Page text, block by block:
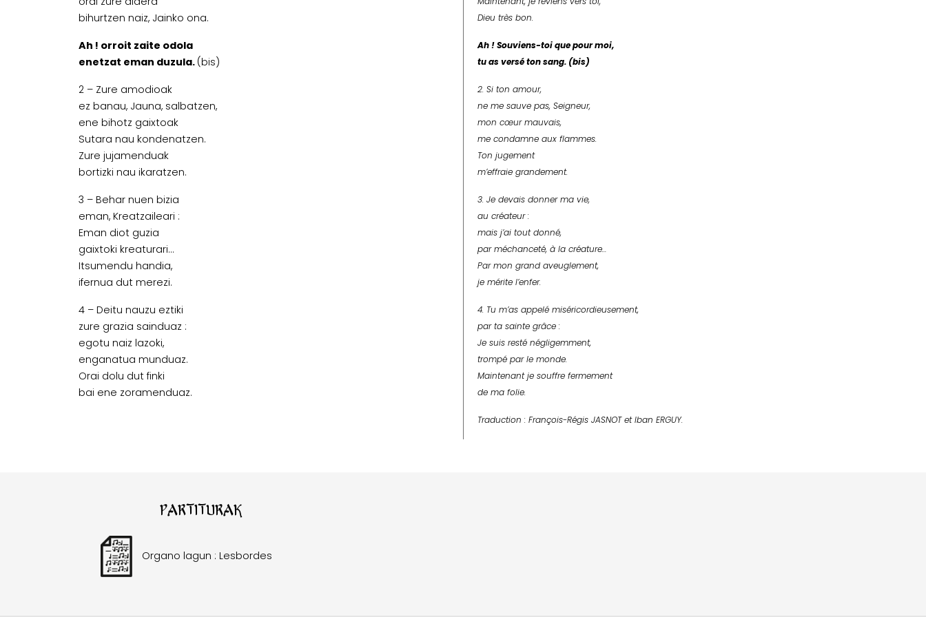
bihurtzen naiz, Jainko ona.
Ah ! orroit zaite odola
enetzat eman duzula. (bis)
2 – Zure amodioak
ez banau, Jauna, salbatzen,
ene bihotz gaixtoak
Sutara nau kondenatzen.
Zure jujamenduak
bortizki nau ikaratzen.
3 – Behar nuen bizia
eman, Kreatzaileari :
Eman diot guzia
gaixtoki kreaturari…
Itsumendu handia,
ifernua dut merezi.
4 – Deitu nauzu eztiki
zure grazia sainduaz :
egotu naiz lazoki,
enganatua munduaz.
Orai dolu dut finki
bai ene zoramenduaz.
Dieu très bon.
Ah ! Souviens-toi que pour moi,
tu as versé ton sang. (bis)
2. Si ton amour,
ne me sauve pas, Seigneur,
mon cœur mauvais,
me condamne aux flammes.
Ton jugement
m’effraie grandement.
3. Je devais donner ma vie,
au créateur :
mais j’ai tout donné,
par méchanceté, à la créature…
Par mon grand aveuglement,
je mérite l’enfer.
4. Tu m’as appelé miséricordieusement,
par ta sainte grâce :
Je suis resté négligemment,
trompé par le monde.
Maintenant je souffre fermement
de ma folie.
Traduction : François-Régis JASNOTet Iban ERGUY.
Partiturak
Organo lagun : Lesbordes